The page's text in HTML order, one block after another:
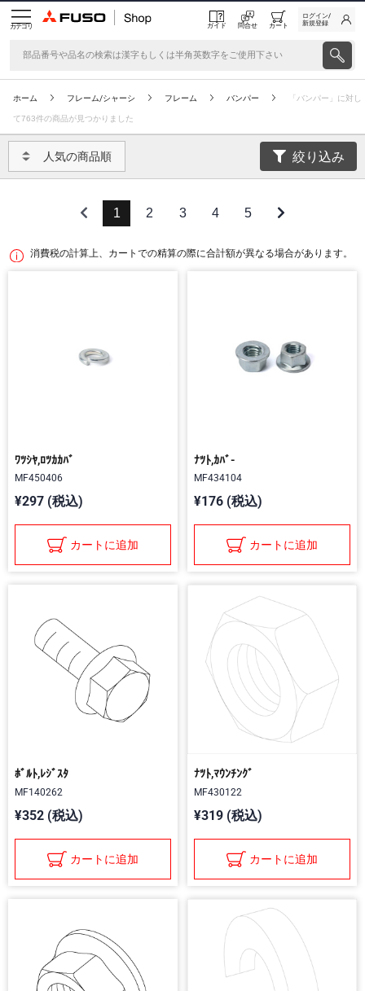
カテゴリ ガイド 問合せ カート
ログイン/
新規登録
ホーム フレーム/シャーシ フレーム バンパー 「バンパー」に対し
て763件の商品が見つかりました
人気の商品順 絞り込み
1 2 3 4 5
消費税の計算上、カートでの精算の際に合計額が異なる場合があります。
ﾜﾂｼﾔ,ﾛﾂｶｶﾊﾞ
MF450406
¥297 (税込)
カートに追加
ﾅﾂﾄ,ｶﾊﾞ-
MF434104
¥176 (税込)
カートに追加
ﾎﾞﾙﾄ,ﾚｼﾞｽﾀ
MF140262
¥352 (税込)
カートに追加
ﾅﾂﾄ,ﾏｳﾝﾁﾝｸﾞ
MF430122
¥319 (税込)
カートに追加